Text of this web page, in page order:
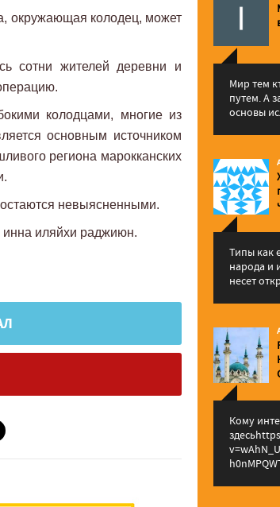
окружающая колодец, может
сотни жителей деревни и
колодцами, многие из
основным источником
региона марокканских
остаются невыясненными.
инна иляйхи раджиюн.
Мир тем
путем. А
основы
Типы как
народа и
несет
Кому